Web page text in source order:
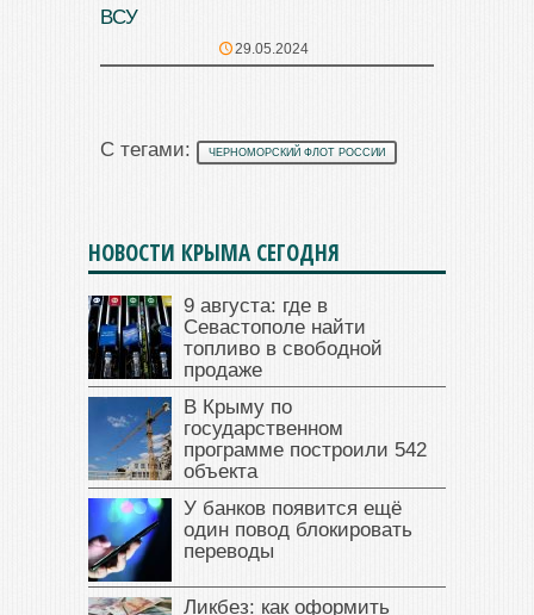
ВСУ
29.05.2024
С тегами: ЧЕРНОМОРСКИЙ ФЛОТ РОССИИ
НОВОСТИ КРЫМА СЕГОДНЯ
9 августа: где в
Севастополе найти
топливо в свободной
продаже
В Крыму по
государственном
программе построили 542
объекта
У банков появится ещё
один повод блокировать
переводы
Ликбез: как оформить